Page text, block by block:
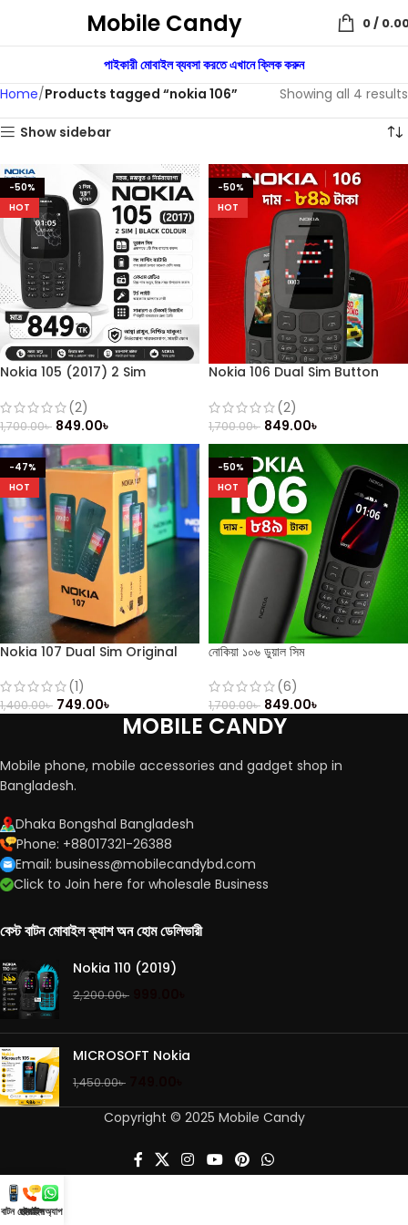
Mobile Candy 0/
পাইকারী মোবাইল ব্যবসা করতে এখানে ক্লিক করুন
Home Products tagged “nokia 106” Showing all 4 results
Show sidebar
-50%
HOT
Nokia 105 (2017) 2 Sim
(2)
1,700.00৳ 849.00৳
-50%
HOT
Nokia 106 Dual Sim Button
(2)
1,700.00৳ 849.00৳
-47%
HOT
Nokia 107 Dual Sim Original
(1)
1,400.00৳ 749.00৳
-50%
HOT
নোকিয়া ১০৬ ডুয়াল সিম
(6)
1,700.00৳ 849.00৳
MOBILE CANDY
Mobile phone, mobile accessories and gadget shop in
Bangladesh.
Dhaka Bongshal Bangladesh
Phone: +88017321-26388
Email: business@mobilecandybd.com
Click to Join here for wholesale Business
বেস্ট বাটন মোবাইল ক্যাশ অন হোম ডেলিভারী
Nokia 110 (2019)
2,200.00৳
MICROSOFT Nokia
1,450.00৳
Copyright © 2025 Mobile Candy
মোবাইল
হটলাইন
হোয়াটসঅ্যাপ করুন